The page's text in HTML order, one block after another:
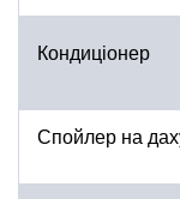
Кондиціонер
Спойлер на